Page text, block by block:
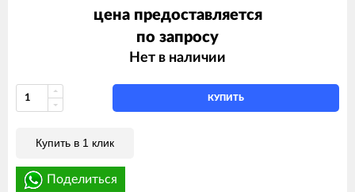
цена предоставляется
по запросу
Нет в наличии
КУПИТЬ
Купить в 1 клик
Поделиться